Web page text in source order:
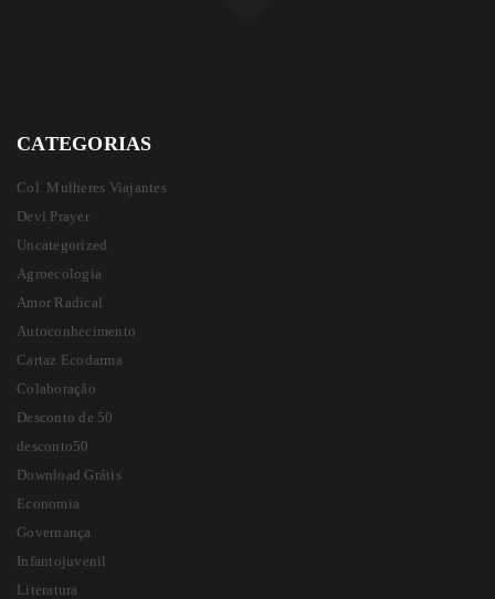
CATEGORIAS
Col. Mulheres Viajantes
Devi Prayer
Uncategorized
Agroecologia
Amor Radical
Autoconhecimento
Cartaz Ecodarma
Colaboração
Desconto de 50
desconto50
Download Grátis
Economia
Governança
Infantojuvenil
Literatura